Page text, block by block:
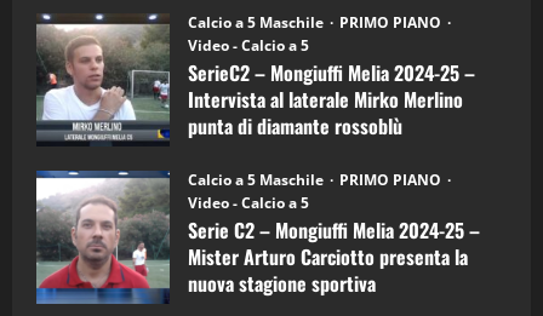
6)
–
Intervista
a
mister
Arturo
Carciotto
(Mongiuffi
Calcio a 5 Maschile
PRIMO PIANO
Video - Calcio a 5
SerieC2 – Mongiuffi Melia 2024-25 –
Intervista al laterale Mirko Merlino
punta di diamante rossoblù
Calcio a 5 Maschile
PRIMO PIANO
Video - Calcio a 5
Serie C2 – Mongiuffi Melia 2024-25 –
Mister Arturo Carciotto presenta la
nuova stagione sportiva
4
“SportEmpire” in Podcast: 27^ Puntata
(Martedi 14 Aprile 2026)
15/04/2026
5
“SportEmpire” in Podcast: 26^ Puntata
(Martedi 07 Aprile 2026)
08/04/2026